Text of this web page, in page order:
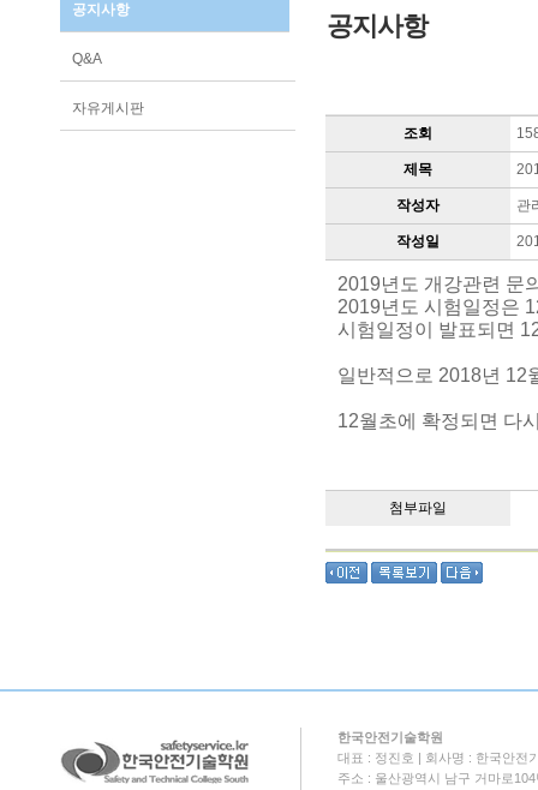
공지사항
Q&A
자유게시판
공지사항
조회
제목
작성자 관
작성일
2019년도 개강관련 문
2019년도 시험일정은
시험일정이 발표되면
일반적으로 2018년 12
12월초에 확정되면 다
첨부파일
한국안전기술학원
대표 : 정진호 | 회사명 : 한국안전
주소 : 울산광역시 남구 거마로